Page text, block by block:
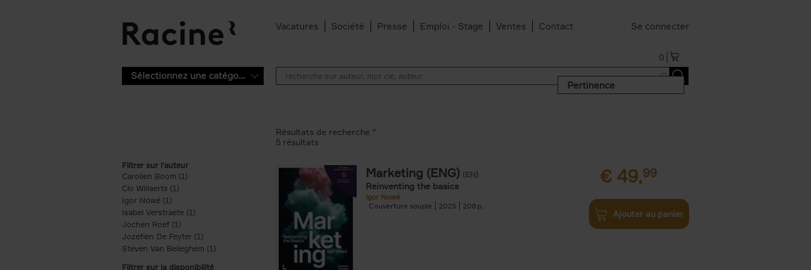
Vacatures Société Presse Emploi - Stage Ventes Contact Se connecter
0
Sélectionnez une catégorie
Pertinence
Filtrer sur l'auteur
Carolien Boom (1)
Clo Willaerts (1)
Igor Nowé (1)
Isabel Verstraete (1) Apply Isabel Verstraete filter
Jochen Roef (1)
Jozefien De Feyter (1) Apply Jozefien De Feyter filter
Steven Van Belleghem (1) Apply Steven Van Belleghem filter
Filtrer sur la disponibilité
Résultats de recherche ''
5 résultats
Marketing (ENG) (EN)
Reinventing the basics
Igor Nowé
Couverture souple
2025 208
€ 49,99
Ajouter au panier